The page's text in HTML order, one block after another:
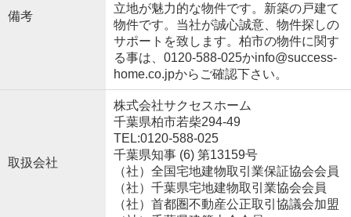
備考
立地が魅力的な物件です。新築の戸建て
物件です。当社が誠心誠意、物件探しの
サポートを致します。柏市の物件に関す
る事は、0120-588-025かinfo@success-
home.co.jpからご確認下さい。
取扱会社
株式会社サクセスホーム
千葉県柏市若柴294-49
TEL:0120-588-025
千葉県知事 (6) 第13159号
（社）全国宅地建物取引業保証協会会員
（社）千葉県宅地建物取引業協会会員
（社）首都圏不動産公正取引協議会加盟